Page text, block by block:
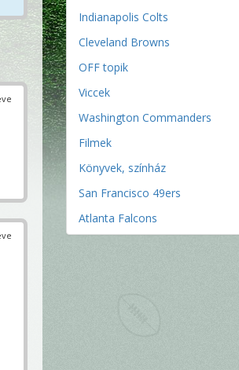
Indianapolis Colts
Cleveland Browns
OFF topik
Viccek
Washington Commanders
Filmek
Könyvek, színház
San Francisco 49ers
Atlanta Falcons